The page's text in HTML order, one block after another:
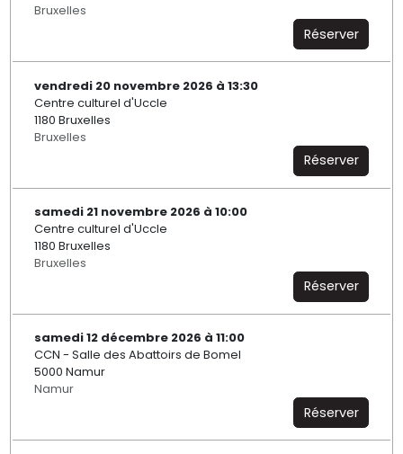
Bruxelles
Réserver
vendredi 20 novembre 2026 à 13:30
Centre culturel d'Uccle
1180 Bruxelles
Bruxelles
Réserver
samedi 21 novembre 2026 à 10:00
Centre culturel d'Uccle
1180 Bruxelles
Bruxelles
Réserver
samedi 12 décembre 2026 à 11:00
CCN - Salle des Abattoirs de Bomel
5000 Namur
Namur
Réserver